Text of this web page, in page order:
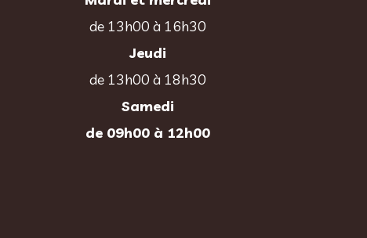
de 13h00 à 16h30
Jeudi
de 13h00 à 18h30
Samedi
de 09h00 à 12h00